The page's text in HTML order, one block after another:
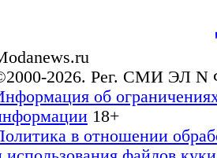
2026. Рег. СМИ ЭЛ N
об
18+
в отношении